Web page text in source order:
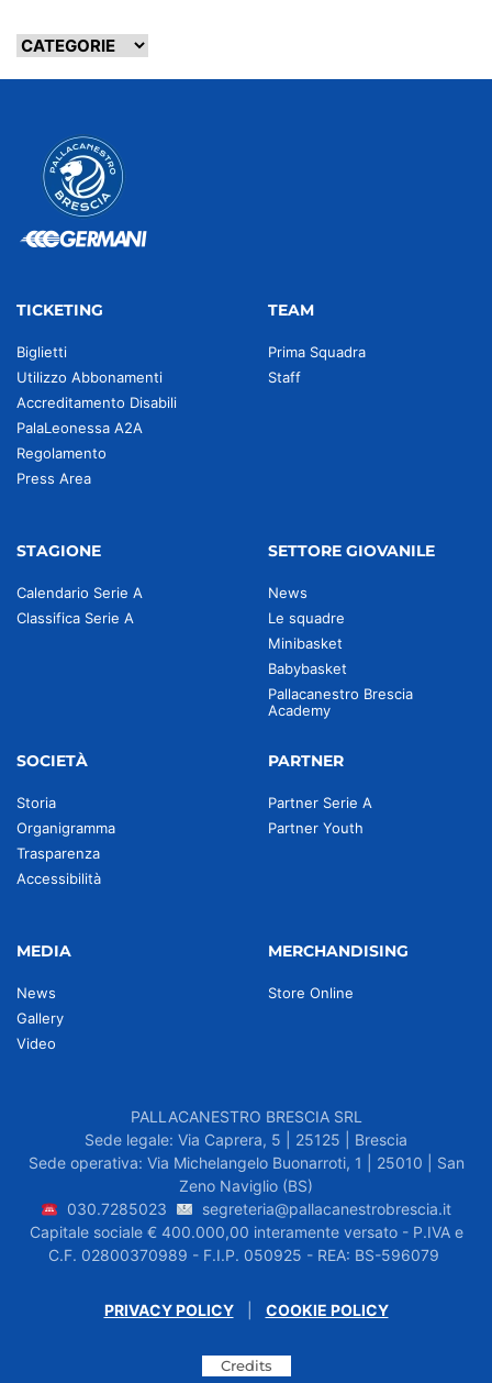
TICKETING
Biglietti
Utilizzo Abbonamenti
Accreditamento Disabili
PalaLeonessa A2A
Regolamento
Press Area
TEAM
Prima Squadra
Staff
STAGIONE
Calendario Serie A
Classifica Serie A
SETTORE GIOVANILE
News
Le squadre
Minibasket
Babybasket
Pallacanestro Brescia
Academy
SOCIETÀ
Storia
Organigramma
Trasparenza
Accessibilità
PARTNER
Partner Serie A
Partner Youth
MEDIA
News
Gallery
Video
MERCHANDISING
Store Online
PALLACANESTRO BRESCIA SRL
Sede legale: Via Caprera, 5 | 25125 | Brescia
Sede operativa: Via Michelangelo Buonarroti, 1 | 25010 | San
Zeno Naviglio (BS)
030.7285023
segreteria@pallacanestrobrescia.it
Capitale sociale € 400.000,00 interamente versato - P.IVA e
C.F. 02800370989 - F.I.P. 050925 - REA: BS-596079
PRIVACY POLICY| COOKIE POLICY
Credits